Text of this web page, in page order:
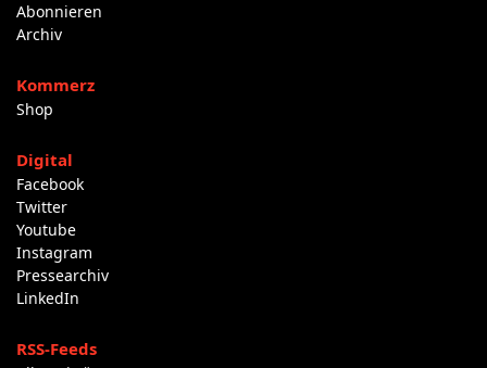
Abonnieren
Archiv
Kommerz
Shop
Digital
Facebook
Twitter
Youtube
Instagram
Pressearchiv
LinkedIn
RSS-Feeds